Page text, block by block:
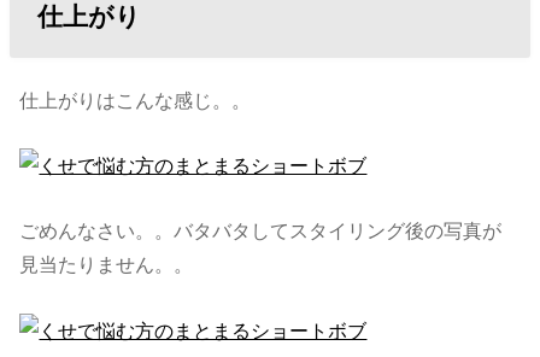
仕上がり
仕上がりはこんな感じ。。
ごめんなさい。。バタバタしてスタイリング後の写真が
見当たりません。。